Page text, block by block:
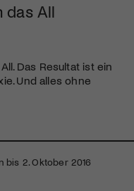
das All
Das Resultat ist ein
Und alles ohne
bis 2. Oktober 2016